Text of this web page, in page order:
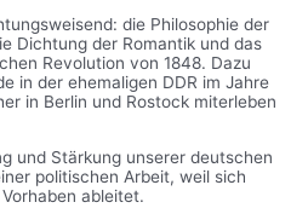
die Philosophie der
Dichtung der Romantik und das
Revolution von 1848. Dazu
in der ehemaligen DDR im Jahre
in Berlin und Rostock miterleben
und Stärkung unserer deutschen
politischen Arbeit, weil sich
ableitet.